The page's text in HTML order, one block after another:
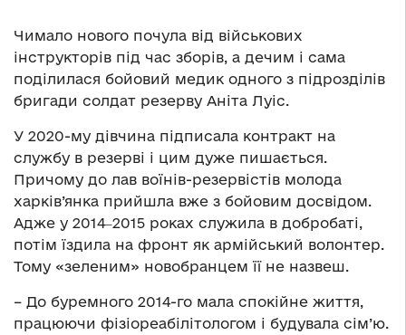
Чимало нового почула від військових
інструкторів під час зборів, а дечим і сама
поділилася бойовий медик одного з підрозділів
бригади солдат резерву Аніта Луіс.
У 2020-му дівчина підписала контракт на
службу в резерві і цим дуже пишається.
Причому до лав воїнів-резервістів молода
харків’янка прийшла вже з бойовим досвідом.
Адже у 2014‒2015 роках служила в добробаті,
потім їздила на фронт як армійський волонтер.
Тому «зеленим» новобранцем її не назвеш.
– До буремного 2014-го мала спокійне життя,
працюючи фізіореабілітологом і будувала сім’ю.